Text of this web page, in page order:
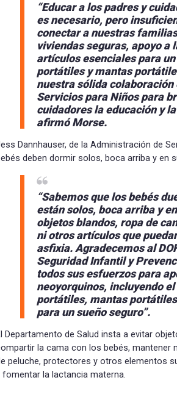
“Educar a los padres y
es necesario, pero
conectar a nuestras
viviendas seguras, apoyo a
artículos esenciales para
portátiles y mantas
nuestra sólida
Servicios para Niños para
cuidadores la educación y
afirmó Morse.
Dannhauser, de la Administración de
deben dormir solos, boca arriba y en
“Sabemos que los bebés
están solos, boca arriba y
objetos blandos, ropa de
ni otros artículos que
asfixia. Agradecemos al
Seguridad Infantil y
todos sus esfuerzos para
neoyorquinos, incluyendo
portátiles, mantas
para un sueño seguro”.
Departamento de Salud insta a evitar
la cama con los bebés, mantener
peluche, protectores y otros elementos
fomentar la lactancia materna.